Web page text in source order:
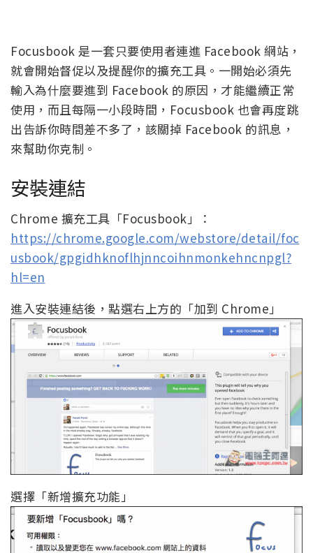
Focusbook 是一套只要使用者連進 Facebook 網站，
就會開始督促以及提醒你的擴充工具。一開始必須先
輸入為什麼要進到 Facebook 的原因，才能繼續正常
使用，而且每隔一小段時間，Focusbook 也會再度跳
出告訴你時間差不多了，該關掉 Facebook 的訊息，
來幫助你克制。
安裝連結
Chrome 擴充工具「Focusbook」：
https://chrome.google.com/webstore/detail/foc
usbook/gpgidhknoflhjnncoihnmonkehncnpgl?
hl=en
進入安裝連結後，點選右上方的「加到 Chrome」
選擇「新增擴充功能」